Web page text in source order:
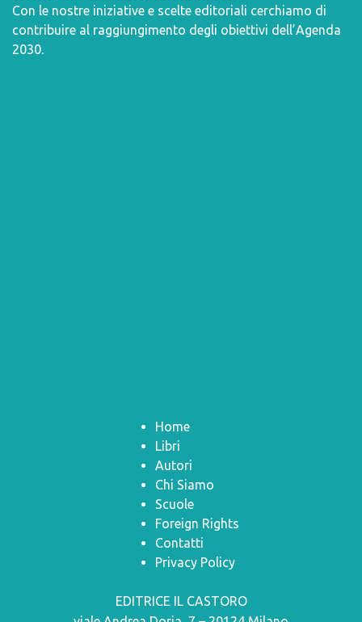
Con le nostre iniziative e scelte editoriali cerchiamo di
contribuire al raggiungimento degli obiettivi dell’Agenda
2030.
Home
Libri
Autori
Chi Siamo
Scuole
Foreign Rights
Contatti
Privacy Policy
EDITRICE IL CASTORO